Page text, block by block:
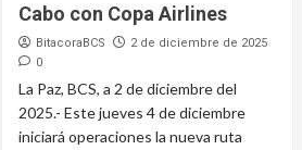
Cabo con Copa Airlines
BitacoraBCS
2 de diciembre de 2025
0
La Paz, BCS, a 2 de diciembre del
2025.- Este jueves 4 de diciembre
iniciará operaciones la nueva ruta